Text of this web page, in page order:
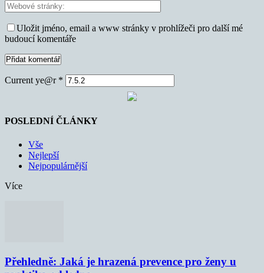
Uložit jméno, email a www stránky v prohlížeči pro další mé
budoucí komentáře
Current ye@r *
POSLEDNÍ ČLÁNKY
Vše
Nejlepší
Nejpopulárnější
Více
Přehledně: Jaká je hrazená prevence pro ženy u